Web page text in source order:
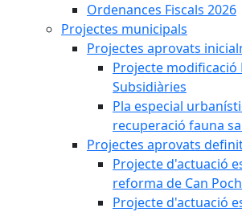
Ordenances Fiscals 2026
Projectes municipals
Projectes aprovats
Projecte modificació
Subsidiàries
Pla especial
recuperació fauna
Projectes aprovats
Projecte d'actuació
reforma de Can
Projecte d'actuació